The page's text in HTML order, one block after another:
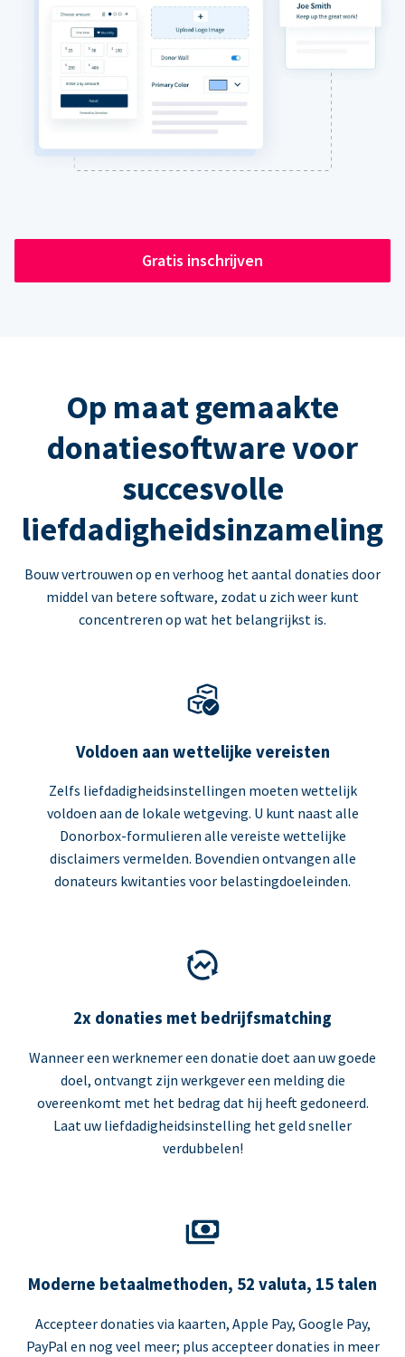
Gratis inschrijven
Op maat gemaakte
donatiesoftware voor
succesvolle
liefdadigheidsinzameling
Bouw vertrouwen op en verhoog het aantal donaties door
middel van betere software, zodat u zich weer kunt
concentreren op wat het belangrijkst is.
Voldoen aan wettelijke vereisten
Zelfs liefdadigheidsinstellingen moeten wettelijk
voldoen aan de lokale wetgeving. U kunt naast alle
Donorbox-formulieren alle vereiste wettelijke
disclaimers vermelden. Bovendien ontvangen alle
donateurs kwitanties voor belastingdoeleinden.
2x donaties met bedrijfsmatching
Wanneer een werknemer een donatie doet aan uw goede
doel, ontvangt zijn werkgever een melding die
overeenkomt met het bedrag dat hij heeft gedoneerd.
Laat uw liefdadigheidsinstelling het geld sneller
verdubbelen!
Moderne betaalmethoden, 52 valuta, 15 talen
Accepteer donaties via kaarten, Apple Pay, Google Pay,
PayPal en nog veel meer; plus accepteer donaties in meer